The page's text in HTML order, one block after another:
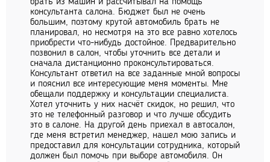
брать из машин и рассчитывал на помощь
консультанта салона. Бюджет был не очень
большим, поэтому крутой автомобиль брать не
планировал, но несмотря на это все равно хотелось
приобрести что-нибудь достойное. Предварительно
позвонил в салон, чтобы уточнить все детали и
сначала дистанционно проконсультироваться.
Консультант ответил на все заданные мной вопросы
и пояснил все интересующие меня моменты. Мне
обещали поддержку и консультации специалиста.
Хотел уточнить у них насчёт скидок, но решил, что
это не телефонный разговор и что лучше обсудить
это в салоне. На другой день приехал в автосалон,
где меня встретил менеджер, нашел мою запись и
предоставил для консультации сотрудника, который
должен был помочь при выборе автомобиля. Он